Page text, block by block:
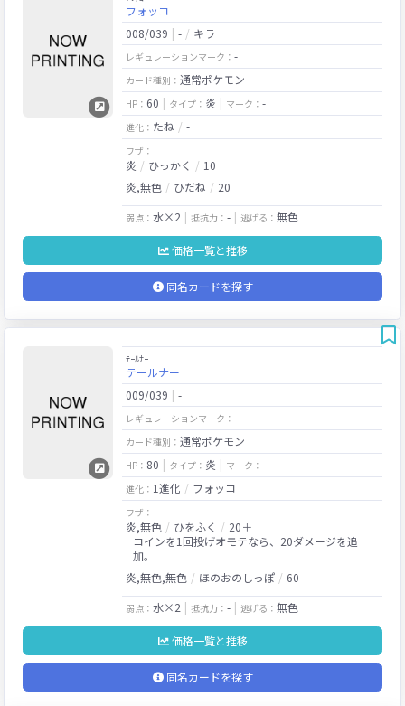
フォッコ
008/039
- キラ
レギュレーションマーク： -
カード種別： 通常ポケモン
HP： 60 タイプ： 炎 マーク： -
進化： たね -
ワザ：
炎 ひっかく
10
炎,無色
ひだね 20
弱点： 水×2 抵抗力： - 逃げる： 無色
価格一覧と推移
同名カードを探す
ﾃｰﾙﾅｰ
テールナー
009/039
-
レギュレーションマーク： -
カード種別： 通常ポケモン
HP： 80 タイプ： 炎 マーク： -
進化： 1進化 フォッコ
ワザ：
炎,無色 ひをふく
20＋
コインを1回投げオモテなら、20ダメージを追
加。
炎,無色,無色
ほのおのしっぽ 60
弱点： 水×2 抵抗力： - 逃げる： 無色
価格一覧と推移
同名カードを探す